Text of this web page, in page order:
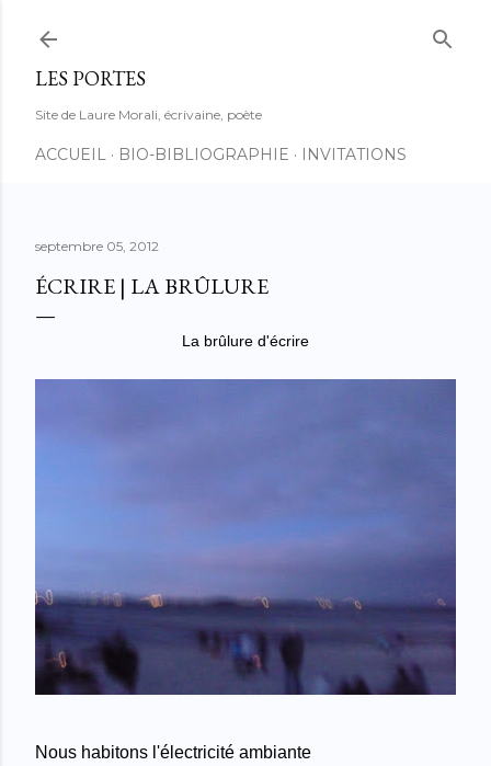
LES PORTES
Site de Laure Morali, écrivaine, poète
ACCUEIL BIO-BIBLIOGRAPHIE INVITATIONS
septembre 05, 2012
ÉCRIRE | LA BRÛLURE
La brûlure d'écrire
Nous habitons l'électricité ambiante